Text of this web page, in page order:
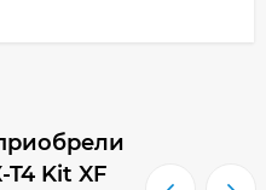
Kit XF